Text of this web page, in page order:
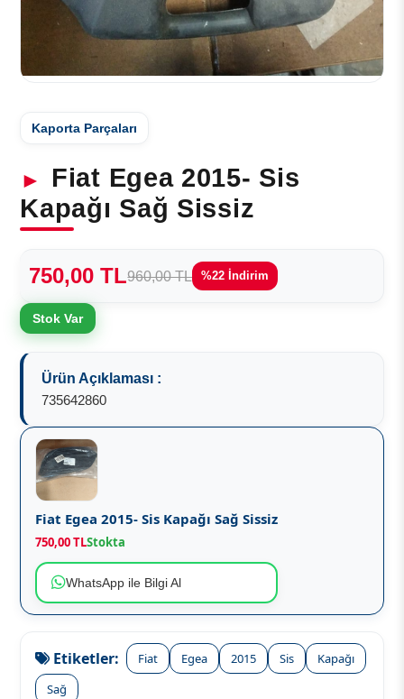
Kaporta Parçaları
Fiat Egea 2015- Sis
Kapağı Sağ Sissiz
750,00 TL960,00 TL %22 İndirim
Stok Var
Ürün Açıklaması :
735642860
Fiat Egea 2015- Sis Kapağı Sağ Sissiz
750,00 TLStokta
WhatsApp ile Bilgi Al
Etiketler: Fiat Egea 2015 Sis
Kapağı
Sağ